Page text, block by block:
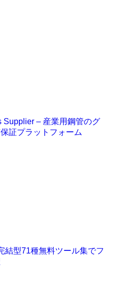
Supplier – 産業用鋼管のグ
証プラットフォーム
結型71種無料ツール集でフ